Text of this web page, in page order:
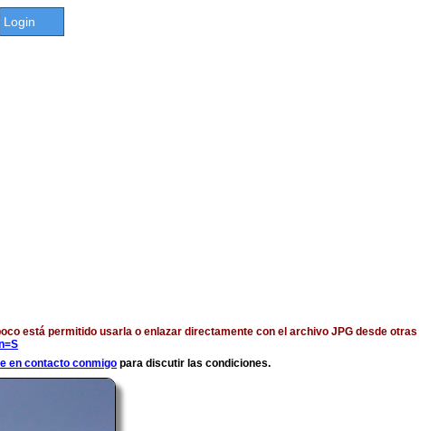
Login
está permitido usarla o enlazar directamente con el archivo JPG desde otras
en contacto conmigo para discutir las condiciones.